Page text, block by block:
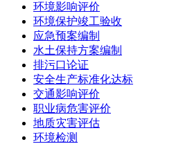
环境影响评价
环境保护竣工验收
应急预案编制
水土保持方案编制
排污口论证
安全生产标准化达标
交通影响评价
职业病危害评价
地质灾害评估
环境检测